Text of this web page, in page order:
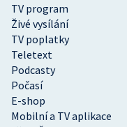
TV program
Živé vysílání
TV poplatky
Teletext
Podcasty
Počasí
E-shop
Mobilní a TV aplikace